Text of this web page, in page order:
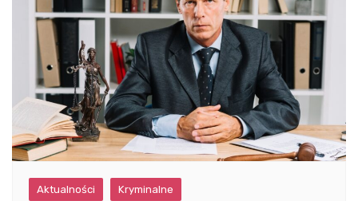
Aktualności Kryminalne